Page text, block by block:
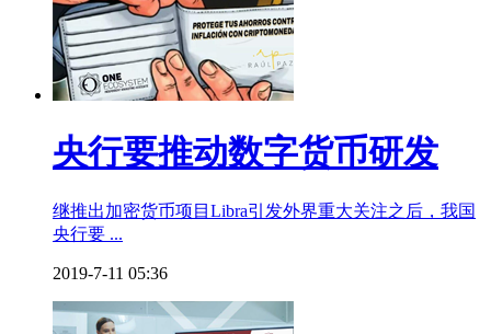
央行要推动数字货币研发
继推出加密货币项目Libra引发外界重大关注之后，我国
央行要 ...
2019-7-11 05:36